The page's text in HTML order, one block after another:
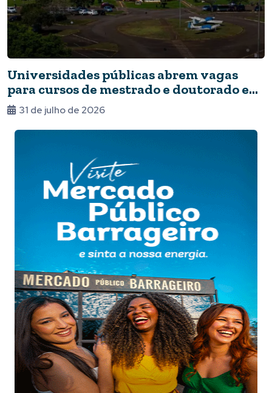
Universidades públicas abrem vagas
para cursos de mestrado e doutorado em
Foz31 de julho de 2026